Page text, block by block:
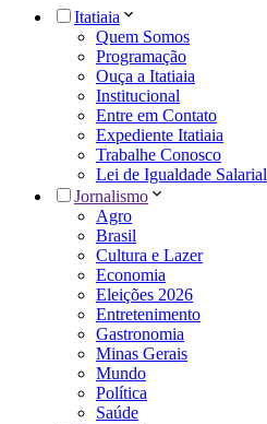
Itatiaia
Quem Somos
Programação
Ouça a Itatiaia
Institucional
Entre em Contato
Expediente Itatiaia
Trabalhe Conosco
Lei de Igualdade Salarial
Jornalismo
Agro
Brasil
Cultura e Lazer
Economia
Eleições 2026
Entretenimento
Gastronomia
Minas Gerais
Mundo
Política
Saúde